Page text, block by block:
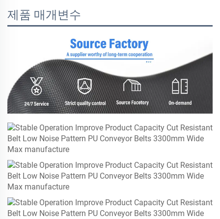
제품 매개변수